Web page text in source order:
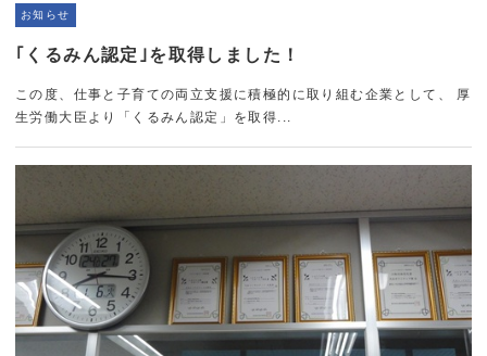
お知らせ
｢くるみん認定｣を取得しました！
この度、仕事と子育ての両立支援に積極的に取り組む企業として、 厚
生労働大臣より「くるみん認定」を取得...